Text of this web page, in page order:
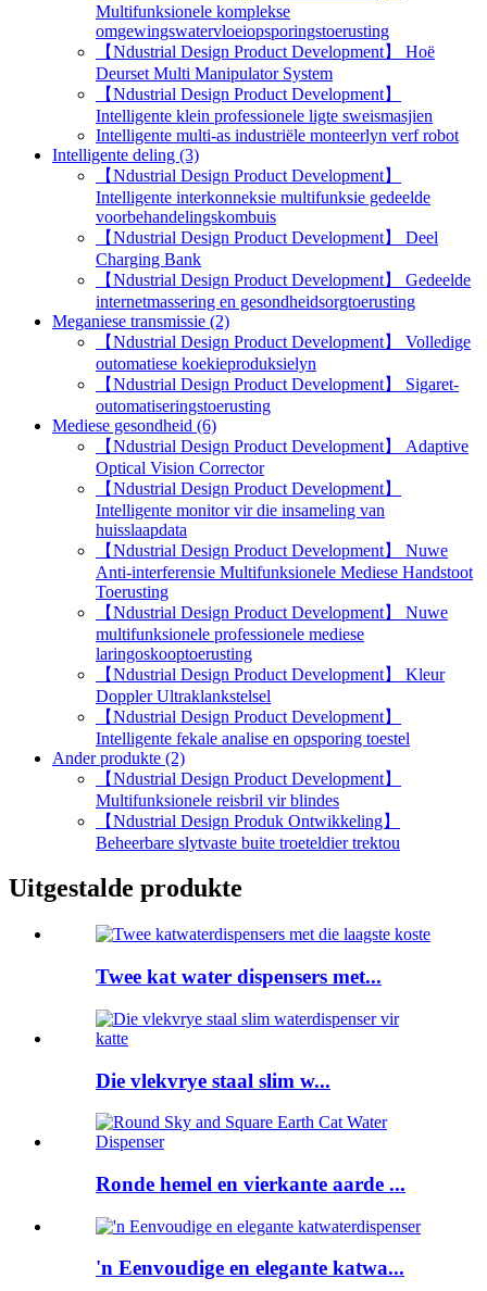
Multifunksionele komplekse
omgewingswatervloeiopsporingstoerusting
【Ndustrial Design Product Development】 Hoë
Deurset Multi Manipulator System
【Ndustrial Design Product Development】
Intelligente klein professionele ligte sweismasjien
Intelligente multi-as industriële monteerlyn verf robot
Intelligente deling (3)
【Ndustrial Design Product Development】
Intelligente interkonneksie multifunksie gedeelde
voorbehandelingskombuis
【Ndustrial Design Product Development】 Deel
Charging Bank
【Ndustrial Design Product Development】 Gedeelde
internetmassering en gesondheidsorgtoerusting
Meganiese transmissie (2)
【Ndustrial Design Product Development】 Volledige
outomatiese koekieproduksielyn
【Ndustrial Design Product Development】 Sigaret-
outomatiseringstoerusting
Mediese gesondheid (6)
【Ndustrial Design Product Development】 Adaptive
Optical Vision Corrector
【Ndustrial Design Product Development】
Intelligente monitor vir die insameling van
huisslaapdata
【Ndustrial Design Product Development】 Nuwe
Anti-interferensie Multifunksionele Mediese Handstoot
Toerusting
【Ndustrial Design Product Development】 Nuwe
multifunksionele professionele mediese
laringoskooptoerusting
【Ndustrial Design Product Development】 Kleur
Doppler Ultraklankstelsel
【Ndustrial Design Product Development】
Intelligente fekale analise en opsporing toestel
Ander produkte (2)
【Ndustrial Design Product Development】
Multifunksionele reisbril vir blindes
【Ndustrial Design Produk Ontwikkeling】
Beheerbare slytvaste buite troeteldier trektou
Uitgestalde produkte
Twee kat water dispensers met...
Die vlekvrye staal slim w...
Ronde hemel en vierkante aarde ...
'n Eenvoudige en elegante katwa...